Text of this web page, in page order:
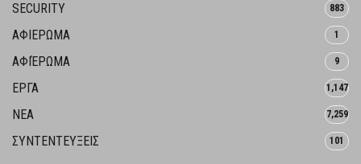
SECURITY 883
ΑΦΙΕΡΩΜΑ 1
ΑΦΙΈΡΩΜΑ 9
ΕΡΓΑ 1,147
ΝΕΑ 7,259
ΣΥΝΤΕΝΤΕΥΞΕΙΣ 101